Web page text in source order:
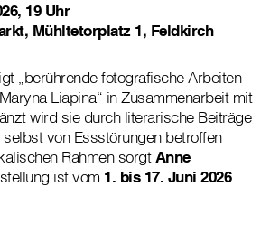
19 Uhr
Mühltetorplatz 1, Feldkirch
„berührende fotografische Arbeiten
Liapina“ in Zusammenarbeit mit
wird sie durch literarische Beiträge
von Essstörungen betroffen
Rahmen sorgtAnne
ist vom 1. bis 17. Juni 2026